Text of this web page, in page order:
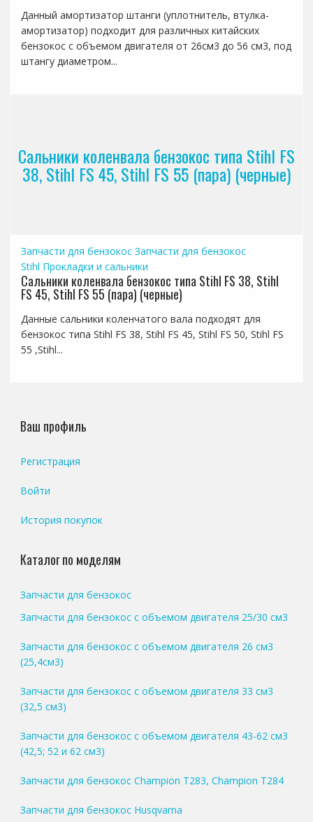
Данный амортизатор штанги (уплотнитель, втулка-
амортизатор) подходит для различных китайских
бензокос с объемом двигателя от 26см3 до 56 см3, под
штангу диаметром...
Сальники коленвала бензокос типа Stihl FS
38, Stihl FS 45, Stihl FS 55 (пара) (черные)
Запчасти для бензокос Запчасти для бензокос
Stihl Прокладки и сальники
Сальники коленвала бензокос типа Stihl FS 38, Stihl
FS 45, Stihl FS 55 (пара) (черные)
Данные сальники коленчатого вала подходят для
бензокос типа Stihl FS 38, Stihl FS 45, Stihl FS 50, Stihl FS
55 ,Stihl...
Ваш профиль
Регистрация
Войти
История покупок
Каталог по моделям
Запчасти для бензокос
Запчасти для бензокос с объемом двигателя 25/30 см3
Запчасти для бензокос с объемом двигателя 26 см3
(25,4см3)
Запчасти для бензокос с объемом двигателя 33 см3
(32,5 см3)
Запчасти для бензокос с объемом двигателя 43-62 см3
(42,5; 52 и 62 см3)
Запчасти для бензокос Champion T283, Champion T284
Запчасти для бензокос Husqvarna